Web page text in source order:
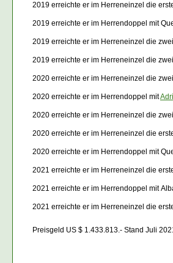
2019 erreichte er im Herreneinzel die
2019 erreichte er im Herrendoppel mit
2019 erreichte er im Herreneinzel die
2019 erreichte er im Herreneinzel die
2020 erreichte er im Herreneinzel die
2020 erreichte er im Herrendoppel mit
2020 erreichte er im Herreneinzel die
2020 erreichte er im Herreneinzel die
2020 erreichte er im Herrendoppel mit
2021 erreichte er im Herreneinzel die
2021 erreichte er im Herrendoppel mit
2021 erreichte er im Herreneinzel die
Preisgeld US $ 1.433.813.- Stand Juli